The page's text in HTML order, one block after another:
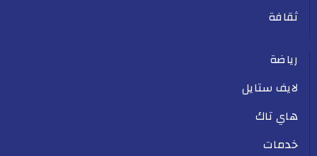
ثقافة
رياضة
لايف ستايل
هاي تاك
خدمات